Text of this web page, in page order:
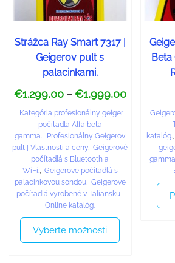
Strážca Ray Smart 7317 |
Geigerov pult s
palacinkami.
€1.299,00 – €1,999,00
Kategória profesionálny geiger
počítadla Alfa beta
gamma., Profesionálny Geigerov
pult | Vlastnosti a ceny, Geigerové
počítadlá s Bluetooth a
WiFi., Geigerove počítadlá s
palacinkovou sondou, Geigerove
počítadlá vyrobené v Taliansku |
Online katalóg.
Vyberte možnosti
Beta
katalóg.,